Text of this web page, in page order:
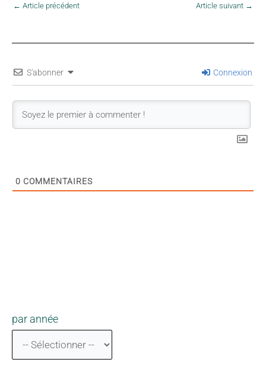
← Article précédent Article suivant →
S'abonner Connexion
0 COMMENTAIRES
par année